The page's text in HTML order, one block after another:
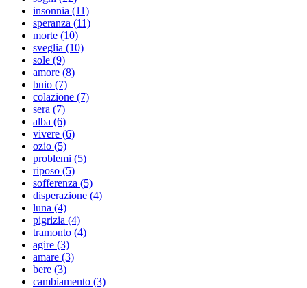
insonnia (11)
speranza (11)
morte (10)
sveglia (10)
sole (9)
amore (8)
buio (7)
colazione (7)
sera (7)
alba (6)
vivere (6)
ozio (5)
problemi (5)
riposo (5)
sofferenza (5)
disperazione (4)
luna (4)
pigrizia (4)
tramonto (4)
agire (3)
amare (3)
bere (3)
cambiamento (3)